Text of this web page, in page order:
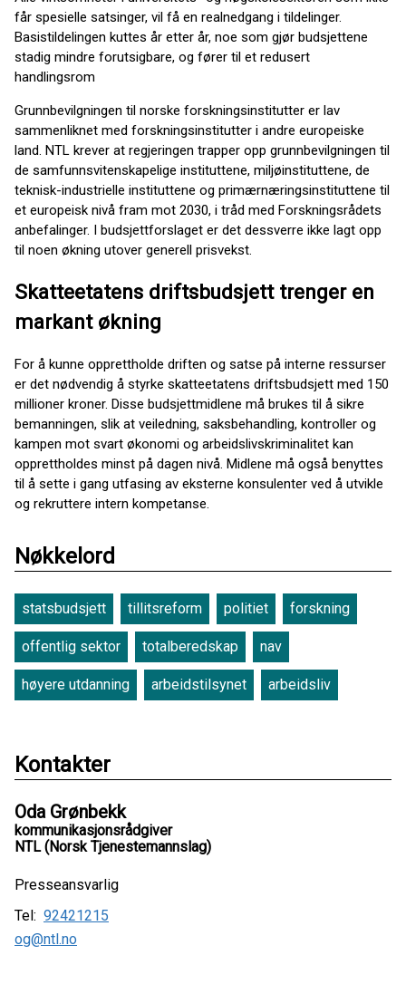
får spesielle satsinger, vil få en realnedgang i tildelinger.
Basistildelingen kuttes år etter år, noe som gjør budsjettene
stadig mindre forutsigbare, og fører til et redusert
handlingsrom
Grunnbevilgningen til norske forskningsinstitutter er lav
sammenliknet med forskningsinstitutter i andre europeiske
land. NTL krever at regjeringen trapper opp grunnbevilgningen til
de samfunnsvitenskapelige instituttene, miljøinstituttene, de
teknisk-industrielle instituttene og primærnæringsinstituttene til
et europeisk nivå fram mot 2030, i tråd med Forskningsrådets
anbefalinger. I budsjettforslaget er det dessverre ikke lagt opp
til noen økning utover generell prisvekst.
Skatteetatens driftsbudsjett trenger en
markant økning
For å kunne opprettholde driften og satse på interne ressurser
er det nødvendig å styrke skatteetatens driftsbudsjett med 150
millioner kroner. Disse budsjettmidlene må brukes til å sikre
bemanningen, slik at veiledning, saksbehandling, kontroller og
kampen mot svart økonomi og arbeidslivskriminalitet kan
opprettholdes minst på dagen nivå. Midlene må også benyttes
til å sette i gang utfasing av eksterne konsulenter ved å utvikle
og rekruttere intern kompetanse.
Nøkkelord
statsbudsjett tillitsreform politiet forskning
offentlig sektor totalberedskap nav
høyere utdanning arbeidstilsynet arbeidsliv
Kontakter
Oda Grønbekk
kommunikasjonsrådgiver
NTL (Norsk Tjenestemannslag)
Presseansvarlig
Tel: 92421215
og@ntl.no